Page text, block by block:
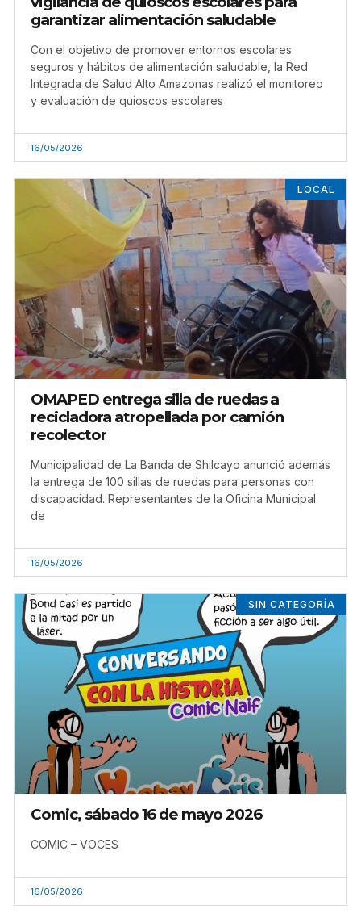
garantizar alimentación saludable
Con el objetivo de promover entornos escolares
seguros y hábitos de alimentación saludable, la Red
Integrada de Salud Alto Amazonas realizó el monitoreo
y evaluación de quioscos escolares
16/05/2026
LOCAL
OMAPED entrega silla de ruedas a
recicladora atropellada por camión
recolector
Municipalidad de La Banda de Shilcayo anunció además
la entrega de 100 sillas de ruedas para personas con
discapacidad. Representantes de la Oficina Municipal
de
16/05/2026
SIN CATEGORÍA
Comic, sábado 16 de mayo 2026
COMIC – VOCES
16/05/2026